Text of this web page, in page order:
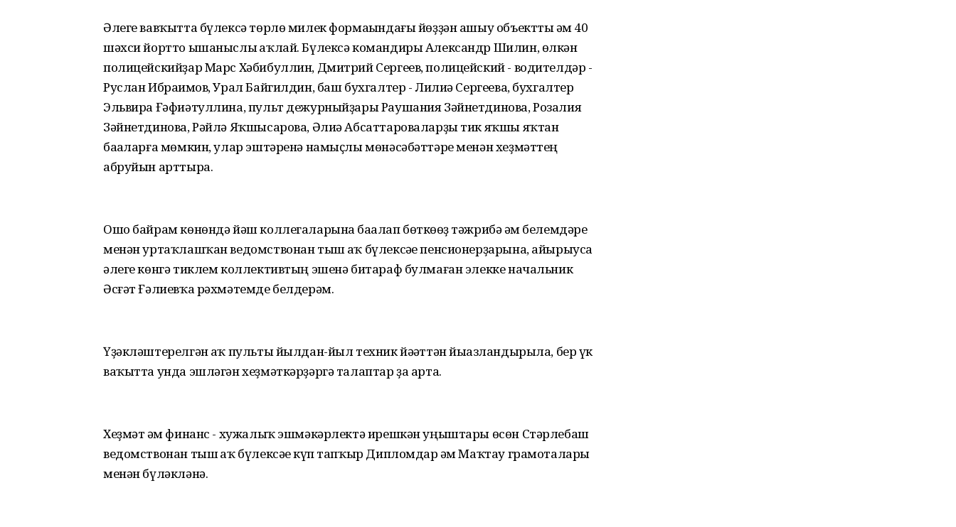
Әлеге вавҡытта бүлексә төрлө милек формаһындағы йөҙҙән ашыу объектты һәм 40
шәхси йортто ышаныслы һаҡлай. Бүлексә командиры Александр Шилин, өлкән
полицейскийҙар Марс Хәбибуллин, Дмитрий Сергеев, полицейский - водителдәр -
Руслан Ибраһимов, Урал Байгилдин, баш бухгалтер - Лилиә Сергеева, бухгалтер
Эльвира Ғәфиәтуллина, пульт дежурныйҙары Раушания Зәйнетдинова, Розалия
Зәйнетдинова, Рәйлә Яҡшысарова, Әлиә Абсаттароваларҙы тик яҡшы яҡтан
баһаларға мөмкин, улар эштәренә намыҫлы мөнәсәбәттәре менән хеҙмәттең
абруйын арттыра.
Ошо байрам көнөндә йәш коллегаларына баһалап бөткөһөҙ тәжрибә һәм белемдәре
менән уртаҡлашҡан ведомствонан тыш һаҡ бүлексәһе пенсионерҙарына, айырыуса
әлеге көнгә тиклем коллективтың эшенә битараф булмаған элекке начальник
Әсғәт Ғәлиевҡа рәхмәтемде белдерәм.
Үҙәкләштерелгән һаҡ пульты йылдан-йыл техник йәһәттән йыһазландырыла, бер үк
ваҡытта унда эшләгән хеҙмәткәрҙәргә талаптар ҙа арта.
Хеҙмәт һәм финанс - хужалыҡ эшмәкәрлектә ирешкән уңыштары өсөн Стәрлебаш
ведомствонан тыш һаҡ бүлексәһе күп тапҡыр Дипломдар һәм Маҡтау грамоталары
менән бүләкләнә.